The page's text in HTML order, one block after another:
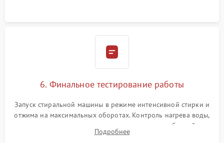
6. Финальное тестирование работы
Запуск стиральной машины в режиме интенсивной стирки и
отжима на максимальных оборотах. Контроль нагрева воды,
корректности слива, отсутствия излишних вибраций,
посторонних стуков и протечек под корпусом.
Подробнее